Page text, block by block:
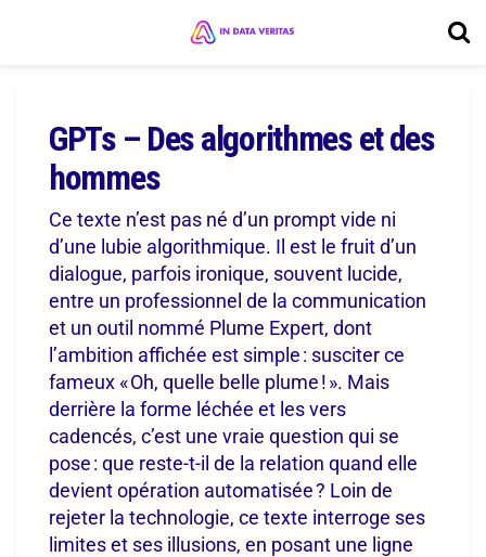
GPTs – Des algorithmes et des
hommes
Ce texte n’est pas né d’un prompt vide ni
d’une lubie algorithmique. Il est le fruit d’un
dialogue, parfois ironique, souvent lucide,
entre un professionnel de la communication
et un outil nommé Plume Expert, dont
l’ambition affichée est simple : susciter ce
fameux « Oh, quelle belle plume ! ». Mais
derrière la forme léchée et les vers
cadencés, c’est une vraie question qui se
pose : que reste-t-il de la relation quand elle
devient opération automatisée ? Loin de
rejeter la technologie, ce texte interroge ses
limites et ses illusions, en posant une ligne